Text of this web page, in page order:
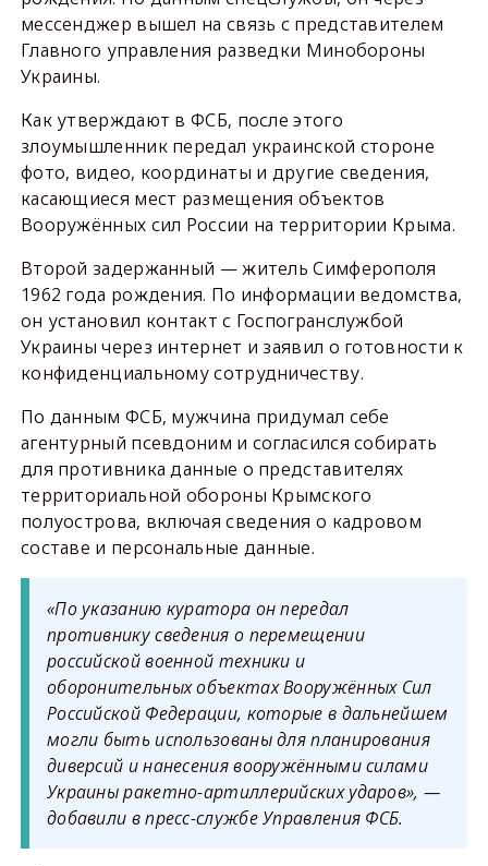
мессенджер вышел на связь с представителем
Главного управления разведки Минобороны
Украины.
Как утверждают в ФСБ, после этого
злоумышленник передал украинской стороне
фото, видео, координаты и другие сведения,
касающиеся мест размещения объектов
Вооружённых сил России на территории Крыма.
Второй задержанный — житель Симферополя
1962 года рождения. По информации ведомства,
он установил контакт с Госпогранслужбой
Украины через интернет и заявил о готовности к
конфиденциальному сотрудничеству.
По данным ФСБ, мужчина придумал себе
агентурный псевдоним и согласился собирать
для противника данные о представителях
территориальной обороны Крымского
полуострова, включая сведения о кадровом
составе и персональные данные.
«По указанию куратора он передал
противнику сведения о перемещении
российской военной техники и
оборонительных объектах Вооружённых Сил
Российской Федерации, которые в дальнейшем
могли быть использованы для планирования
диверсий и нанесения вооружёнными силами
Украины ракетно-артиллерийских ударов», —
добавили в пресс-службе Управления ФСБ.